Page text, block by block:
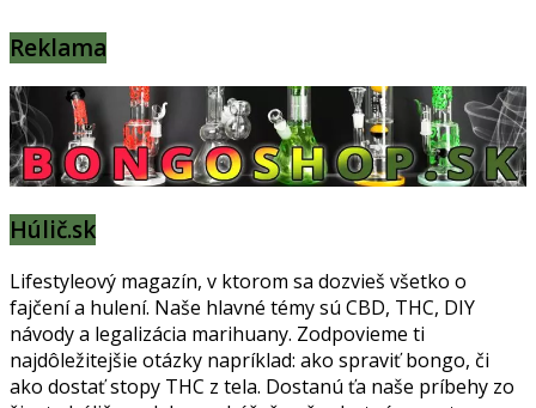
Reklama
Húlič.sk
Lifestyleový magazín, v ktorom sa dozvieš všetko o
fajčení a hulení. Naše hlavné témy sú CBD, THC, DIY
návody a legalizácia marihuany. Zodpovieme ti
najdôležitejšie otázky napríklad: ako spraviť bongo, či
ako dostať stopy THC z tela. Dostanú ťa naše príbehy zo